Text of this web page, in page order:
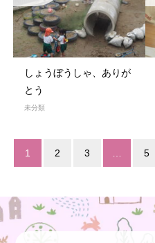
しょうぼうしゃ、ありが
とう
未分類
1 2 3 5